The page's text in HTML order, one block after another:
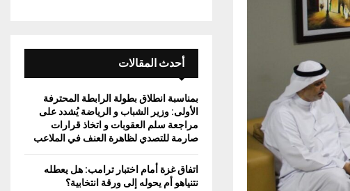
أحدث المقالات
بمناسبة انطلاق بطولة الرابطة المحترفة
الأولى: وزير الشباب و الرياضة يُشدد على
مراجعة سلم العقوبات و اتخاذ قرارات
صارمة للتصدي لظاهرة العنف في الملاعب
اتفاق غزة أمام اختبار ترامب: هل يعطله
نتنياهو أم يحوله إلى ورقة انتخابية؟